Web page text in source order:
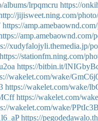
albums/lrpqmcru https://
jijisweet.ning.com/
https://
amp.amebaownd.com/
xudyfalojyli.themedia.jp/
https://stationfm.ning.com/
https://bitbin.it/
wakelet.com/wake/
https://wakelet.com/wake/
https://wakelet.com/
wakelet.com/wake/
https://